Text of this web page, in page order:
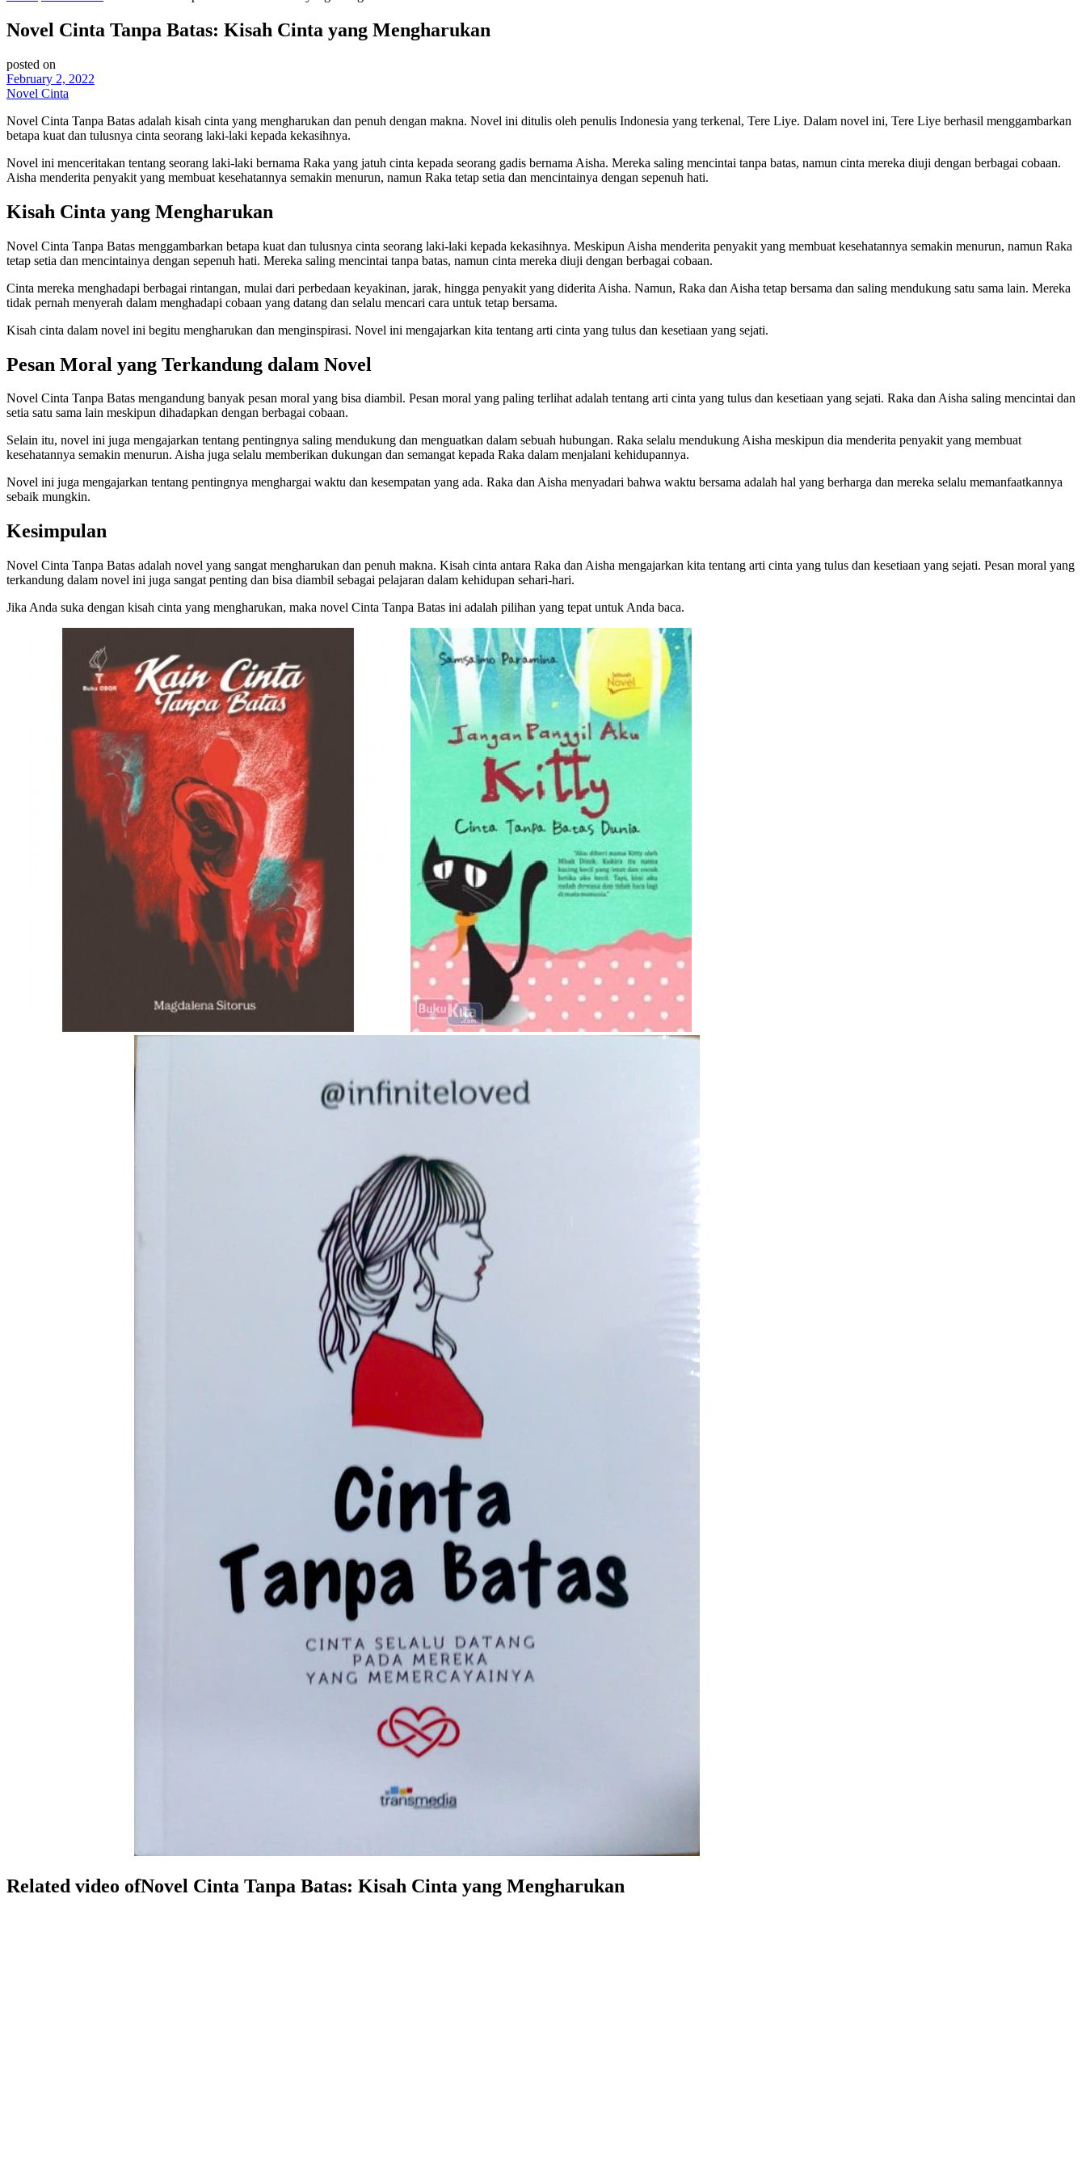
Novel Cinta Tanpa Batas: Kisah Cinta yang Mengharukan
posted on
February 2, 2022
Novel Cinta
Novel Cinta Tanpa Batas adalah kisah cinta yang mengharukan dan penuh dengan makna. Novel ini ditulis oleh penulis Indonesia yang terkenal, Tere Liye. Dalam novel ini, Tere Liye berhasil menggambarkan
betapa kuat dan tulusnya cinta seorang laki-laki kepada kekasihnya.
Novel ini menceritakan tentang seorang laki-laki bernama Raka yang jatuh cinta kepada seorang gadis bernama Aisha. Mereka saling mencintai tanpa batas, namun cinta mereka diuji dengan berbagai cobaan.
Aisha menderita penyakit yang membuat kesehatannya semakin menurun, namun Raka tetap setia dan mencintainya dengan sepenuh hati.
Kisah Cinta yang Mengharukan
Novel Cinta Tanpa Batas menggambarkan betapa kuat dan tulusnya cinta seorang laki-laki kepada kekasihnya. Meskipun Aisha menderita penyakit yang membuat kesehatannya semakin menurun, namun Raka
tetap setia dan mencintainya dengan sepenuh hati. Mereka saling mencintai tanpa batas, namun cinta mereka diuji dengan berbagai cobaan.
Cinta mereka menghadapi berbagai rintangan, mulai dari perbedaan keyakinan, jarak, hingga penyakit yang diderita Aisha. Namun, Raka dan Aisha tetap bersama dan saling mendukung satu sama lain. Mereka
tidak pernah menyerah dalam menghadapi cobaan yang datang dan selalu mencari cara untuk tetap bersama.
Kisah cinta dalam novel ini begitu mengharukan dan menginspirasi. Novel ini mengajarkan kita tentang arti cinta yang tulus dan kesetiaan yang sejati.
Pesan Moral yang Terkandung dalam Novel
Novel Cinta Tanpa Batas mengandung banyak pesan moral yang bisa diambil. Pesan moral yang paling terlihat adalah tentang arti cinta yang tulus dan kesetiaan yang sejati. Raka dan Aisha saling mencintai dan
setia satu sama lain meskipun dihadapkan dengan berbagai cobaan.
Selain itu, novel ini juga mengajarkan tentang pentingnya saling mendukung dan menguatkan dalam sebuah hubungan. Raka selalu mendukung Aisha meskipun dia menderita penyakit yang membuat
kesehatannya semakin menurun. Aisha juga selalu memberikan dukungan dan semangat kepada Raka dalam menjalani kehidupannya.
Novel ini juga mengajarkan tentang pentingnya menghargai waktu dan kesempatan yang ada. Raka dan Aisha menyadari bahwa waktu bersama adalah hal yang berharga dan mereka selalu memanfaatkannya
sebaik mungkin.
Kesimpulan
Novel Cinta Tanpa Batas adalah novel yang sangat mengharukan dan penuh makna. Kisah cinta antara Raka dan Aisha mengajarkan kita tentang arti cinta yang tulus dan kesetiaan yang sejati. Pesan moral yang
terkandung dalam novel ini juga sangat penting dan bisa diambil sebagai pelajaran dalam kehidupan sehari-hari.
Jika Anda suka dengan kisah cinta yang mengharukan, maka novel Cinta Tanpa Batas ini adalah pilihan yang tepat untuk Anda baca.
Related video ofNovel Cinta Tanpa Batas: Kisah Cinta yang Mengharukan